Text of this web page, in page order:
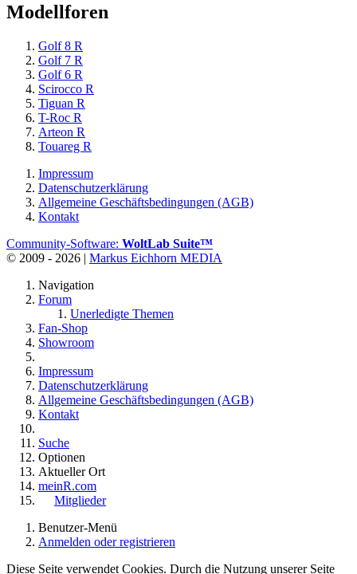
Modellforen
Golf 8 R
Golf 7 R
Golf 6 R
Scirocco R
Tiguan R
T-Roc R
Arteon R
Touareg R
Impressum
Datenschutzerklärung
Allgemeine Geschäftsbedingungen (AGB)
Kontakt
Community-Software: WoltLab Suite™
© 2009 - 2026 | Markus Eichhorn MEDIA
Navigation
Forum
Unerledigte Themen
Fan-Shop
Showroom
Impressum
Datenschutzerklärung
Allgemeine Geschäftsbedingungen (AGB)
Kontakt
Suche
Optionen
Aktueller Ort
meinR.com
Mitglieder
Benutzer-Menü
Anmelden oder registrieren
Diese Seite verwendet Cookies. Durch die Nutzung unserer Seite